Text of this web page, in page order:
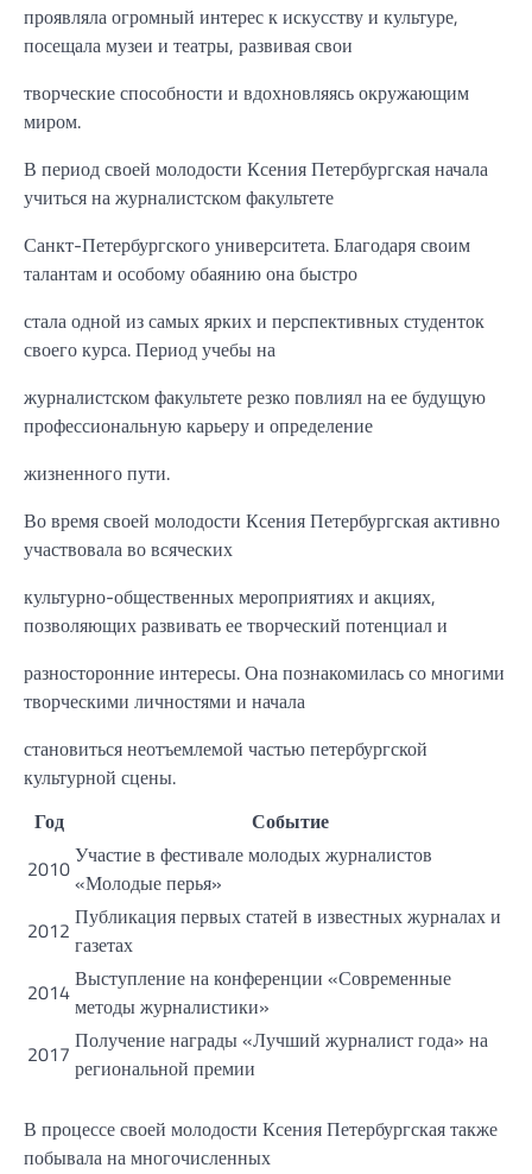
проявляла огромный интерес к искусству и культуре,
посещала музеи и театры, развивая свои
творческие способности и вдохновляясь окружающим
миром.
В период своей молодости Ксения Петербургская начала
учиться на журналистском факультете
Санкт-Петербургского университета. Благодаря своим
талантам и особому обаянию она быстро
стала одной из самых ярких и перспективных студенток
своего курса. Период учебы на
журналистском факультете резко повлиял на ее будущую
профессиональную карьеру и определение
жизненного пути.
Во время своей молодости Ксения Петербургская активно
участвовала во всяческих
культурно-общественных мероприятиях и акциях,
позволяющих развивать ее творческий потенциал и
разносторонние интересы. Она познакомилась со многими
творческими личностями и начала
становиться неотъемлемой частью петербургской
культурной сцены.
Год
Событие
2010Участие в фестивале молодых журналистов
«Молодые перья»
2012 Публикация первых статей в известных журналах и
газетах
2014Выступление на конференции «Современные
методы журналистики»
2017 Получение награды «Лучший журналист года» на
региональной премии
В процессе своей молодости Ксения Петербургская также
побывала на многочисленных